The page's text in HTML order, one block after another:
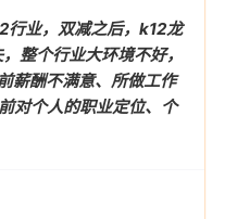
行业，双减之后，k12龙
整个行业大环境不好，
薪酬不满意、所做工作
对个人的职业定位、个